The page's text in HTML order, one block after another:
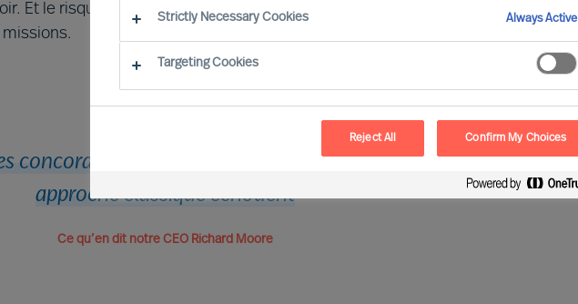
Et le risque d’erreur s’accentue avec l’accélération du changement et
concordantes, 40 à 60 % des Executive Search par
approche classique échouent
Ce qu’en dit notre CEO Richard Moore
Strictly Necessary Cookies Always Active
Targeting Cookies
Reject All Confirm My Choices